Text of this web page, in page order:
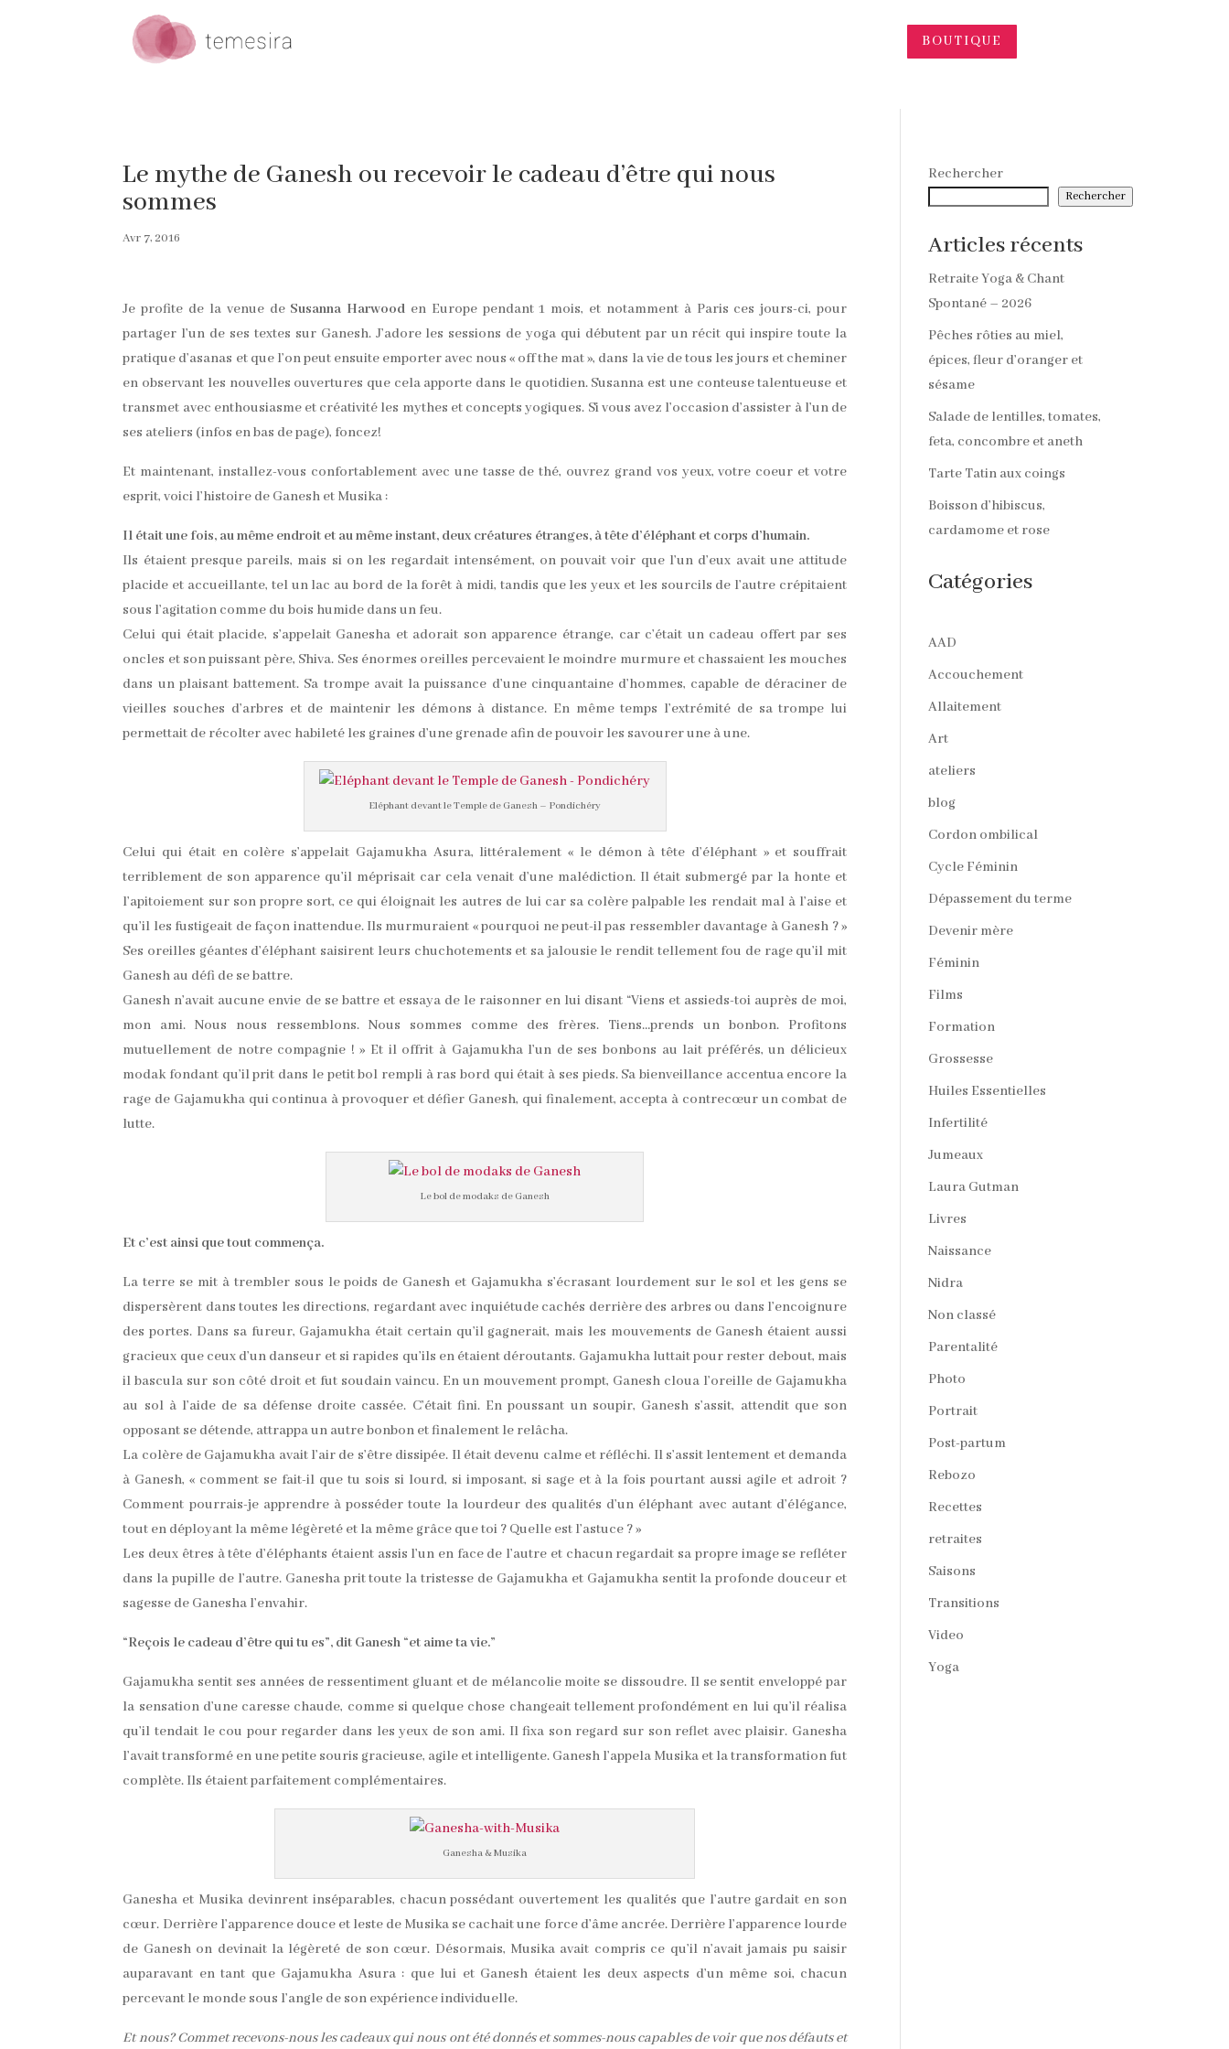
BOUTIQUE
Le mythe de Ganesh ou recevoir le cadeau d’être qui nous
sommes
Avr 7, 2016
Je profite de la venue de Susanna Harwood en Europe pendant 1 mois, et notamment à Paris ces jours-ci, pour
partager l’un de ses textes sur Ganesh. J’adore les sessions de yoga qui débutent par un récit qui inspire toute la
pratique d’asanas et que l’on peut ensuite emporter avec nous « off the mat », dans la vie de tous les jours et cheminer
en observant les nouvelles ouvertures que cela apporte dans le quotidien. Susanna est une conteuse talentueuse et
transmet avec enthousiasme et créativité les mythes et concepts yogiques. Si vous avez l’occasion d’assister à l’un de
ses ateliers (infos en bas de page), foncez!
Et maintenant, installez-vous confortablement avec une tasse de thé, ouvrez grand vos yeux, votre coeur et votre
esprit, voici l’histoire de Ganesh et Musika :
Il était une fois, au même endroit et au même instant, deux créatures étranges, à tête d’éléphant et corps d’humain.
Ils étaient presque pareils, mais si on les regardait intensément, on pouvait voir que l’un d’eux avait une attitude
placide et accueillante, tel un lac au bord de la forêt à midi, tandis que les yeux et les sourcils de l’autre crépitaient
sous l’agitation comme du bois humide dans un feu.
Celui qui était placide, s’appelait Ganesha et adorait son apparence étrange, car c’était un cadeau offert par ses
oncles et son puissant père, Shiva. Ses énormes oreilles percevaient le moindre murmure et chassaient les mouches
dans un plaisant battement. Sa trompe avait la puissance d’une cinquantaine d’hommes, capable de déraciner de
vieilles souches d’arbres et de maintenir les démons à distance. En même temps l’extrémité de sa trompe lui
permettait de récolter avec habileté les graines d’une grenade afin de pouvoir les savourer une à une.
Eléphant devant le Temple de Ganesh – Pondichéry
Celui qui était en colère s’appelait Gajamukha Asura, littéralement « le démon à tête d’éléphant » et souffrait
terriblement de son apparence qu’il méprisait car cela venait d’une malédiction. Il était submergé par la honte et
l’apitoiement sur son propre sort, ce qui éloignait les autres de lui car sa colère palpable les rendait mal à l’aise et
qu’il les fustigeait de façon inattendue. Ils murmuraient « pourquoi ne peut-il pas ressembler davantage à Ganesh ? »
Ses oreilles géantes d’éléphant saisirent leurs chuchotements et sa jalousie le rendit tellement fou de rage qu’il mit
Ganesh au défi de se battre.
Ganesh n’avait aucune envie de se battre et essaya de le raisonner en lui disant “Viens et assieds-toi auprès de moi,
mon ami. Nous nous ressemblons. Nous sommes comme des frères. Tiens…prends un bonbon. Profitons
mutuellement de notre compagnie ! » Et il offrit à Gajamukha l’un de ses bonbons au lait préférés, un délicieux
modak fondant qu’il prit dans le petit bol rempli à ras bord qui était à ses pieds. Sa bienveillance accentua encore la
rage de Gajamukha qui continua à provoquer et défier Ganesh, qui finalement, accepta à contrecœur un combat de
lutte.
Le bol de modaks de Ganesh
Et c’est ainsi que tout commença.
La terre se mit à trembler sous le poids de Ganesh et Gajamukha s’écrasant lourdement sur le sol et les gens se
dispersèrent dans toutes les directions, regardant avec inquiétude cachés derrière des arbres ou dans l’encoignure
des portes. Dans sa fureur, Gajamukha était certain qu’il gagnerait, mais les mouvements de Ganesh étaient aussi
gracieux que ceux d’un danseur et si rapides qu’ils en étaient déroutants. Gajamukha luttait pour rester debout, mais
il bascula sur son côté droit et fut soudain vaincu. En un mouvement prompt, Ganesh cloua l’oreille de Gajamukha
au sol à l’aide de sa défense droite cassée. C’était fini. En poussant un soupir, Ganesh s’assit, attendit que son
opposant se détende, attrappa un autre bonbon et finalement le relâcha.
La colère de Gajamukha avait l’air de s’être dissipée. Il était devenu calme et réfléchi. Il s’assit lentement et demanda
à Ganesh, « comment se fait-il que tu sois si lourd, si imposant, si sage et à la fois pourtant aussi agile et adroit ?
Comment pourrais-je apprendre à posséder toute la lourdeur des qualités d’un éléphant avec autant d’élégance,
tout en déployant la même légèreté et la même grâce que toi ? Quelle est l’astuce ? »
Les deux êtres à tête d’éléphants étaient assis l’un en face de l’autre et chacun regardait sa propre image se refléter
dans la pupille de l’autre. Ganesha prit toute la tristesse de Gajamukha et Gajamukha sentit la profonde douceur et
sagesse de Ganesha l’envahir.
“Reçois le cadeau d’être qui tu es”, dit Ganesh “et aime ta vie.”
Gajamukha sentit ses années de ressentiment gluant et de mélancolie moite se dissoudre. Il se sentit enveloppé par
la sensation d’une caresse chaude, comme si quelque chose changeait tellement profondément en lui qu’il réalisa
qu’il tendait le cou pour regarder dans les yeux de son ami. Il fixa son regard sur son reflet avec plaisir. Ganesha
l’avait transformé en une petite souris gracieuse, agile et intelligente. Ganesh l’appela Musika et la transformation fut
complète. Ils étaient parfaitement complémentaires.
Ganesha & Musika
Ganesha et Musika devinrent inséparables, chacun possédant ouvertement les qualités que l’autre gardait en son
cœur. Derrière l’apparence douce et leste de Musika se cachait une force d’âme ancrée. Derrière l’apparence lourde
de Ganesh on devinait la légèreté de son cœur. Désormais, Musika avait compris ce qu’il n’avait jamais pu saisir
auparavant en tant que Gajamukha Asura : que lui et Ganesh étaient les deux aspects d’un même soi, chacun
percevant le monde sous l’angle de son expérience individuelle.
Et nous? Commet recevons-nous les cadeaux qui nous ont été donnés et sommes-nous capables de voir que nos défauts et
Rechercher
Rechercher
Articles récents
Retraite Yoga & Chant
Spontané – 2026
Pêches rôties au miel,
épices, fleur d’oranger et
sésame
Salade de lentilles, tomates,
feta, concombre et aneth
Tarte Tatin aux coings
Boisson d’hibiscus,
cardamome et rose
Catégories
AAD
Accouchement
Allaitement
Art
ateliers
blog
Cordon ombilical
Cycle Féminin
Dépassement du terme
Devenir mère
Féminin
Films
Formation
Grossesse
Huiles Essentielles
Infertilité
Jumeaux
Laura Gutman
Livres
Naissance
Nidra
Non classé
Parentalité
Photo
Portrait
Post-partum
Rebozo
Recettes
retraites
Saisons
Transitions
Video
Yoga